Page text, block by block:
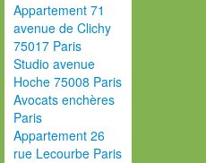
Appartement 71
avenue de Clichy
75017 Paris
Studio avenue
Hoche 75008 Paris
Avocats enchères
Paris
Appartement 26
rue Lecourbe Paris